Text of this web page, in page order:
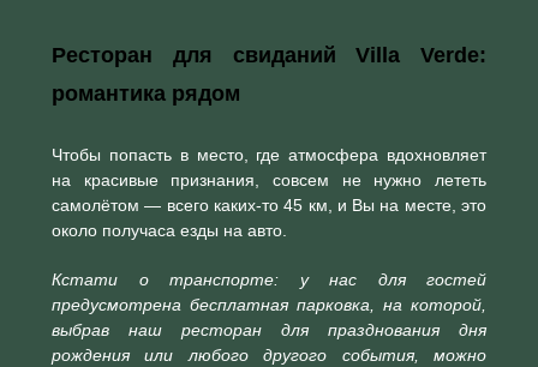
Ресторан для свиданий Villa Verde:
романтика рядом
Чтобы попасть в место, где атмосфера вдохновляет
на красивые признания, совсем не нужно лететь
самолётом — всего каких-то 45 км, и Вы на месте, это
около получаса езды на авто.
Кстати о транспорте: у нас для гостей
предусмотрена бесплатная парковка, на которой,
выбрав наш ресторан для празднования дня
рождения или любого другого события, можно